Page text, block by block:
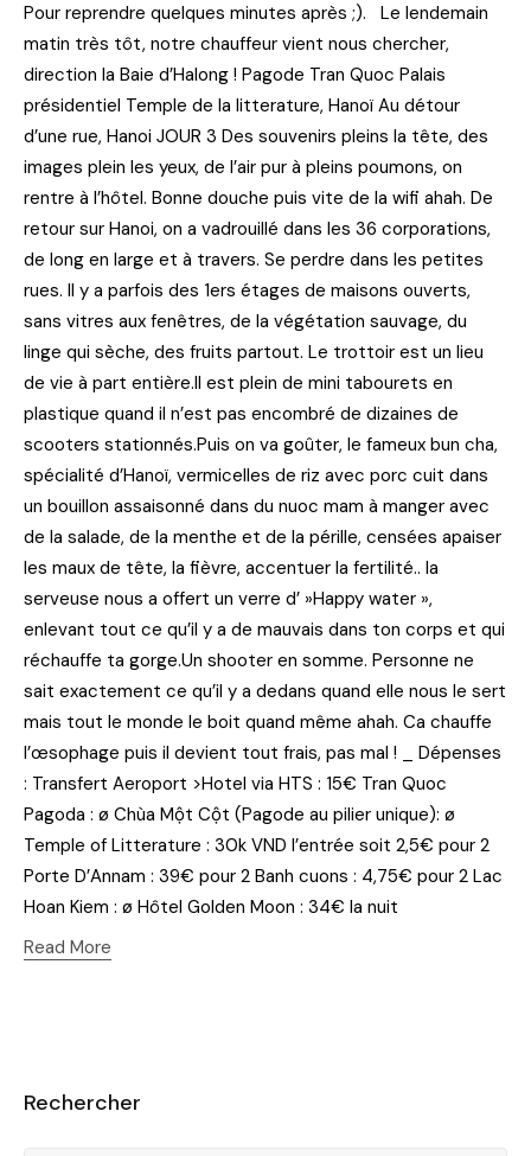
Pour reprendre quelques minutes après ;). Le lendemain
matin très tôt, notre chauffeur vient nous chercher,
direction la Baie d’Halong ! Pagode Tran Quoc Palais
présidentiel Temple de la litterature, Hanoï Au détour
d’une rue, Hanoi JOUR 3 Des souvenirs pleins la tête, des
images plein les yeux, de l’air pur à pleins poumons, on
rentre à l’hôtel. Bonne douche puis vite de la wifi ahah. De
retour sur Hanoi, on a vadrouillé dans les 36 corporations,
de long en large et à travers. Se perdre dans les petites
rues. Il y a parfois des 1ers étages de maisons ouverts,
sans vitres aux fenêtres, de la végétation sauvage, du
linge qui sèche, des fruits partout. Le trottoir est un lieu
de vie à part entière.Il est plein de mini tabourets en
plastique quand il n’est pas encombré de dizaines de
scooters stationnés.Puis on va goûter, le fameux bun cha,
spécialité d’Hanoï, vermicelles de riz avec porc cuit dans
un bouillon assaisonné dans du nuoc mam à manger avec
de la salade, de la menthe et de la pérille, censées apaiser
les maux de tête, la fièvre, accentuer la fertilité.. la
serveuse nous a offert un verre d’ »Happy water »,
enlevant tout ce qu’il y a de mauvais dans ton corps et qui
réchauffe ta gorge.Un shooter en somme. Personne ne
sait exactement ce qu’il y a dedans quand elle nous le sert
mais tout le monde le boit quand même ahah. Ca chauffe
l’œsophage puis il devient tout frais, pas mal ! _ Dépenses
: Transfert Aeroport >Hotel via HTS : 15€ Tran Quoc
Pagoda : ø Chùa Một Cột (Pagode au pilier unique): ø
Temple of Litterature : 30k VND l’entrée soit 2,5€ pour 2
Porte D’Annam : 39€ pour 2 Banh cuons : 4,75€ pour 2 Lac
Hoan Kiem : ø Hôtel Golden Moon : 34€ la nuit
Read More
Rechercher